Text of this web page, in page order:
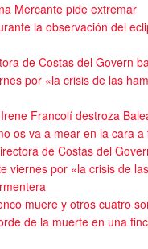
Mercante pide extremar
la observación del
de Costas del Govern
por «la crisis de las
Irene Francolí destroza
os va a mear en la cara a
de Costas del
viernes por «la crisis de las
muere y otros cuatro
de la muerte en una